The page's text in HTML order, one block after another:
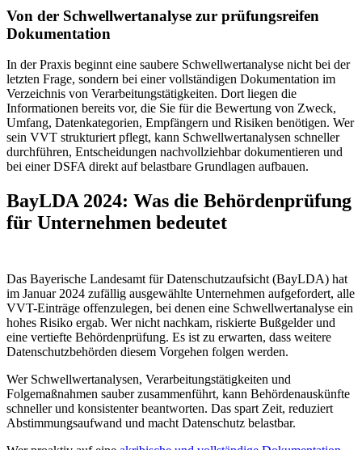
Von der Schwellwertanalyse zur prüfungsreifen
Dokumentation
In der Praxis beginnt eine saubere Schwellwertanalyse nicht bei der
letzten Frage, sondern bei einer vollständigen Dokumentation im
Verzeichnis von Verarbeitungstätigkeiten. Dort liegen die
Informationen bereits vor, die Sie für die Bewertung von Zweck,
Umfang, Datenkategorien, Empfängern und Risiken benötigen. Wer
sein VVT strukturiert pflegt, kann Schwellwertanalysen schneller
durchführen, Entscheidungen nachvollziehbar dokumentieren und
bei einer DSFA direkt auf belastbare Grundlagen aufbauen.
BayLDA 2024: Was die Behördenprüfung
für Unternehmen bedeutet
Das Bayerische Landesamt für Datenschutzaufsicht (BayLDA) hat
im Januar 2024 zufällig ausgewählte Unternehmen aufgefordert, alle
VVT-Einträge offenzulegen, bei denen eine Schwellwertanalyse ein
hohes Risiko ergab. Wer nicht nachkam, riskierte Bußgelder und
eine vertiefte Behördenprüfung. Es ist zu erwarten, dass weitere
Datenschutzbehörden diesem Vorgehen folgen werden.
Wer Schwellwertanalysen, Verarbeitungstätigkeiten und
Folgemaßnahmen sauber zusammenführt, kann Behördenauskünfte
schneller und konsistenter beantworten. Das spart Zeit, reduziert
Abstimmungsaufwand und macht Datenschutz belastbar.